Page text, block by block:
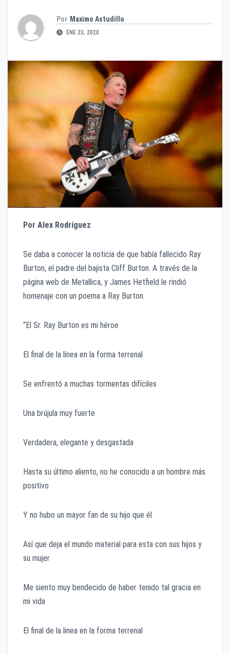
Por Maximo Astudillo
ENE 23, 2020
Por Alex Rodríguez
Se daba a conocer la noticia de que había fallecido Ray
Burton, el padre del bajista Cliff Burton. A través de la
página web de Metallica, y James Hetfield le rindió
homenaje con un poema a Ray Burton.
“El Sr. Ray Burton es mi héroe
El final de la línea en la forma terrenal
Se enfrentó a muchas tormentas difíciles
Una brújula muy fuerte
Verdadera, elegante y desgastada
Hasta su último aliento, no he conocido a un hombre más
positivo
Y no hubo un mayor fan de su hijo que él
Así que deja el mundo material para esta con sus hijos y
su mujer
Me siento muy bendecido de haber tenido tal gracia en
mi vida
El final de la linea en la forma terrenal